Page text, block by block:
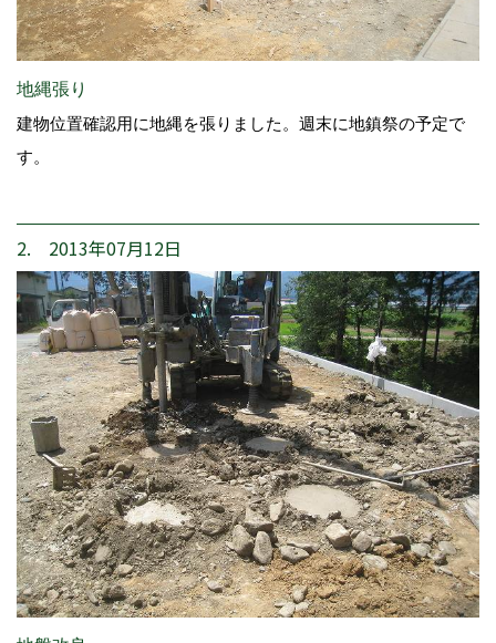
地縄張り
建物位置確認用に地縄を張りました。週末に地鎮祭の予定で
す。
2. 2013年07月12日